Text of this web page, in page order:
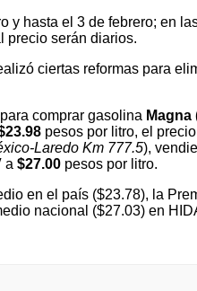
y hasta el 3 de febrero; en
precio serán diarios.
ciertas reformas para
comprar gasolina Magna
pesos por litro, el
Laredo Km 777.5),
a $27.00 pesos por litro.
en el país ($23.78), la
nacional ($27.03) en